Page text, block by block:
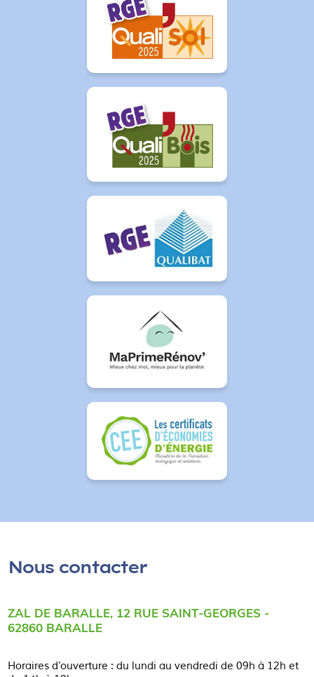
Nous contacter
ZAL DE BARALLE, 12 RUE SAINT-GEORGES -
62860 BARALLE
Horaires d’ouverture : du lundi au vendredi de 09h à 12h et